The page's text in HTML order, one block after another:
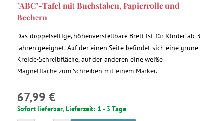
"ABC"-Tafel mit Buchstaben, Papierrolle und
Bechern
Das doppelseitige, höhenverstellbare Brett ist für Kinder ab 3
Jahren geeignet. Auf der einen Seite befindet sich eine grüne
Kreide-Schreibfläche, auf der anderen eine weiße
Magnetfläche zum Schreiben mit einem Marker.
67,99 €
Sofort lieferbar, Lieferzeit: 1 - 3 Tage